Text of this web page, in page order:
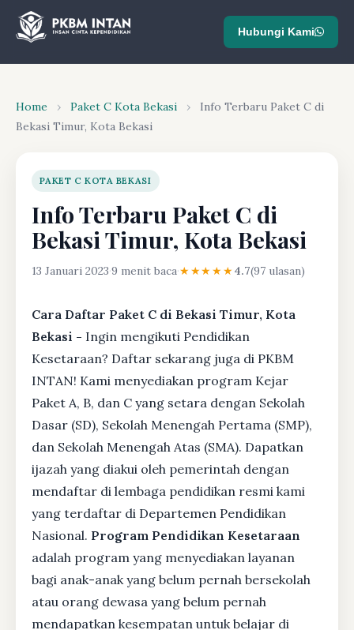
Hubungi Kami
Home › Paket C Kota Bekasi ›
Info Terbaru Paket C di
Bekasi Timur, Kota Bekasi
PAKET C KOTA BEKASI
Info Terbaru Paket C di
Bekasi Timur, Kota Bekasi
13 Januari 2023·9 menit baca·★★★★★4.7(97 ulasan)
Cara Daftar Paket C di Bekasi Timur, Kota
Bekasi - Ingin mengikuti Pendidikan
Kesetaraan? Daftar sekarang juga di PKBM
INTAN! Kami menyediakan program Kejar
Paket A, B, dan C yang setara dengan Sekolah
Dasar (SD), Sekolah Menengah Pertama (SMP),
dan Sekolah Menengah Atas (SMA). Dapatkan
ijazah yang diakui oleh pemerintah dengan
mendaftar di lembaga pendidikan resmi kami
yang terdaftar di Departemen Pendidikan
Nasional. Program Pendidikan Kesetaraan
adalah program yang menyediakan layanan
bagi anak-anak yang belum pernah bersekolah
atau orang dewasa yang belum pernah
mendapatkan kesempatan untuk belajar di